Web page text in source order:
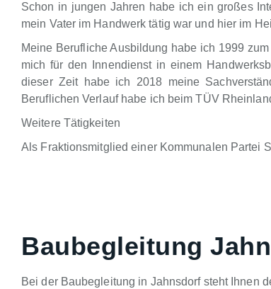
Schon in jungen Jahren habe ich ein großes
mein Vater im Handwerk tätig war und hier im
Meine Berufliche Ausbildung habe ich 1999
mich für den Innendienst in einem
dieser Zeit habe ich 2018 meine
Beruflichen Verlauf habe ich beim TÜV
Weitere Tätigkeiten
Als Fraktionsmitglied einer Kommunalen Partei
Baubegleitung
Bei der Baubegleitung in Jahnsdorf steht Ihnen